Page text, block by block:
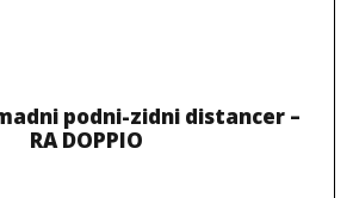
podni-zidni distancer –
RA DOPPIO